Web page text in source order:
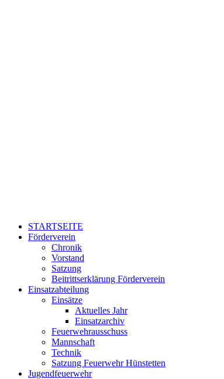
STARTSEITE
Förderverein
Chronik
Vorstand
Satzung
Beitrittserklärung Förderverein
Einsatzabteilung
Einsätze
Aktuelles Jahr
Einsatzarchiv
Feuerwehrausschuss
Mannschaft
Technik
Satzung Feuerwehr Hünstetten
Jugendfeuerwehr